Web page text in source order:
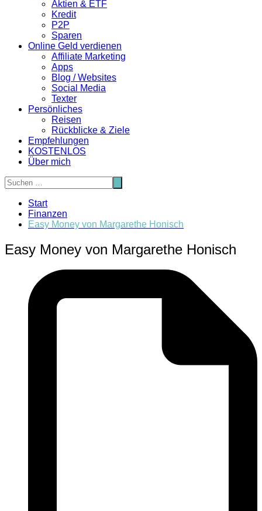
Aktien & ETF
Kredit
P2P
Sparen
Online Geld verdienen
Affiliate Marketing
Apps
Blog / Websites
Social Media
Texter
Persönliches
Reisen
Rückblicke & Ziele
Empfehlungen
KOSTENLOS
Über mich
Start
Finanzen
Easy Money von Margarethe Honisch
Easy Money von Margarethe Honisch